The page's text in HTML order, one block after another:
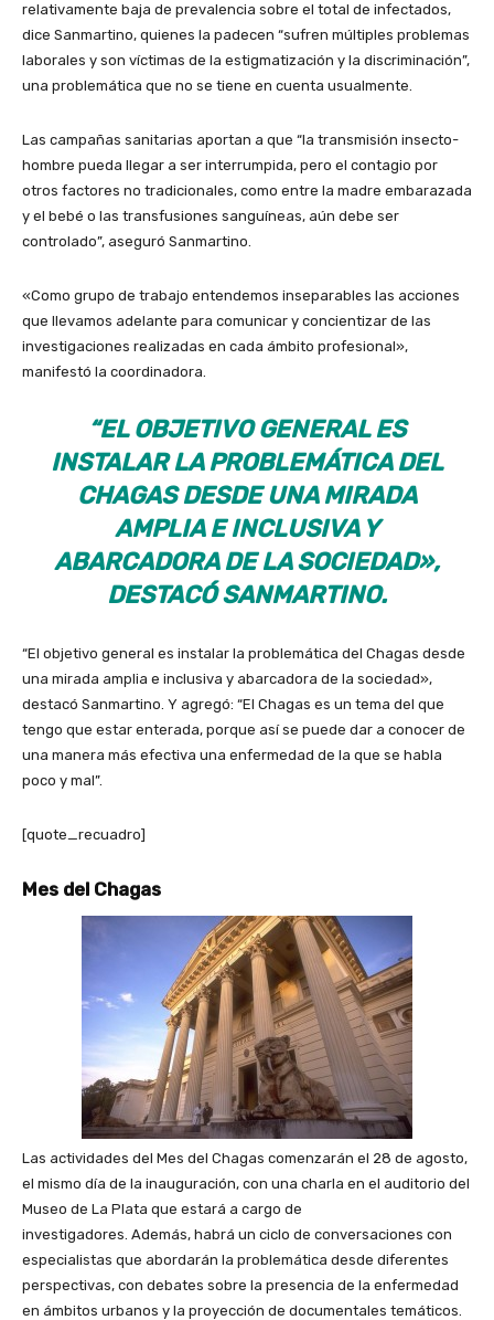
relativamente baja de prevalencia sobre el total de infectados,
dice Sanmartino, quienes la padecen “sufren múltiples problemas
laborales y son víctimas de la estigmatización y la discriminación”,
una problemática que no se tiene en cuenta usualmente.
Las campañas sanitarias aportan a que “la transmisión insecto-
hombre pueda llegar a ser interrumpida, pero el contagio por
otros factores no tradicionales, como entre la madre embarazada
y el bebé o las transfusiones sanguíneas, aún debe ser
controlado”, aseguró Sanmartino.
«Como grupo de trabajo entendemos inseparables las acciones
que llevamos adelante para comunicar y concientizar de las
investigaciones realizadas en cada ámbito profesional»,
manifestó la coordinadora.
“EL OBJETIVO GENERAL ES
INSTALAR LA PROBLEMÁTICA DEL
CHAGAS DESDE UNA MIRADA
AMPLIA E INCLUSIVA Y
ABARCADORA DE LA SOCIEDAD»,
DESTACÓ SANMARTINO.
“El objetivo general es instalar la problemática del Chagas desde
una mirada amplia e inclusiva y abarcadora de la sociedad»,
destacó Sanmartino. Y agregó: “El Chagas es un tema del que
tengo que estar enterada, porque así se puede dar a conocer de
una manera más efectiva una enfermedad de la que se habla
poco y mal”.
[quote_recuadro]
Mes del Chagas
Las actividades del Mes del Chagas comenzarán el 28 de agosto,
el mismo día de la inauguración, con una charla en el auditorio del
Museo de La Plata que estará a cargo de
investigadores. Además, habrá un ciclo de conversaciones con
especialistas que abordarán la problemática desde diferentes
perspectivas, con debates sobre la presencia de la enfermedad
en ámbitos urbanos y la proyección de documentales temáticos.